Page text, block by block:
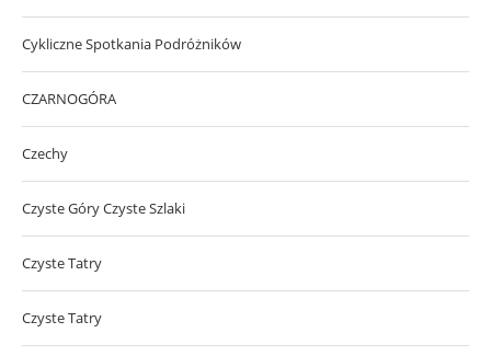
Cykliczne Spotkania Podróżników
CZARNOGÓRA
Czechy
Czyste Góry Czyste Szlaki
Czyste Tatry
Czyste Tatry